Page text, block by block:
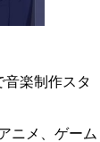
音楽制作スタ
ニメ、ゲーム